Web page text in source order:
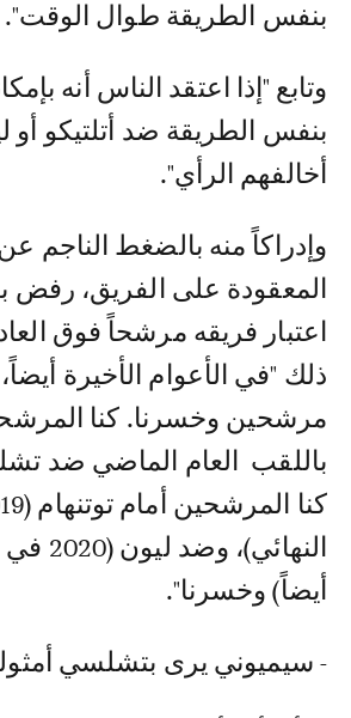
بنفس الطريقة طوال الوقت".
وتابع "إذا اعتقد الناس أنه
بنفس الطريقة ضد أتلتيكو أو
أخالفهم الرأي".
وإدراكاً منه بالضغط الناجم
المعقودة على الفريق، رفض
اعتبار فريقه مرشحاً فوق
ذلك "في الأعوام الأخيرة أيضاً،
مرشحين وخسرنا. كنا
باللقب العام الماضي ضد
أيضاً) وخسرنا".
- سيميوني يرى بتشلسي